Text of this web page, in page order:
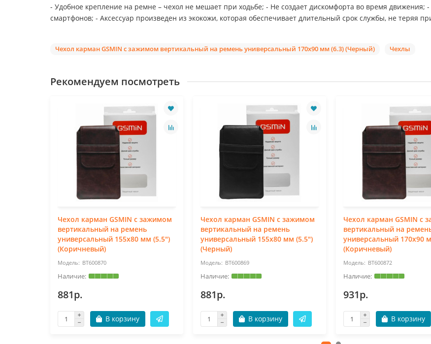
- Удобное крепление на ремне – чехол не мешает при ходьбе; - Не создает дискомфорта во время движения;
смартфонов; - Аксессуар произведен из экокожи, которая обеспечивает длительный срок службы, не теряя
Чехол карман GSMIN с зажимом вертикальный на ремень универсальный 170x90 мм (6.3) (Черный) Чехлы
Рекомендуем посмотреть
Чехол карман GSMIN с зажимом
вертикальный на ремень
универсальный 155x80 мм (5.5")
(Коричневый)
BT600870
881р.
В корзину
Чехол карман GSMIN с зажимом
вертикальный на ремень
универсальный 155x80 мм (5.5")
(Черный)
BT600869
881р.
В корзину
Чехол карман GSMIN с
вертикальный на
универсальный 170x90
(Коричневый)
BT600872
931р.
В корзину